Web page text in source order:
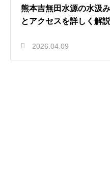
熊本吉無田水源の水汲
とアクセスを詳しく解説
2026.04.09